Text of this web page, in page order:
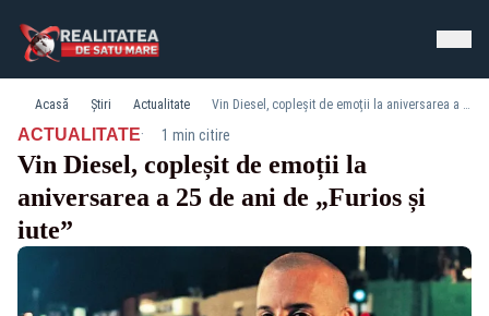
Acasă Știri Actualitate Vin Diesel, copleșit de emoții la aniversarea a 25 de ani de „Furios și iute”
ACTUALITATE· 1 min citire
Vin Diesel, copleșit de emoții la
aniversarea a 25 de ani de „Furios și
iute”